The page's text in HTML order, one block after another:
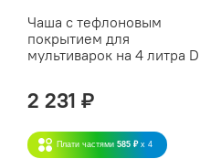
Чаша с тефлоновым
покрытием для
мультиварок на 4 литра D
2 231 ₽
Плати частями 585 ₽ x 4